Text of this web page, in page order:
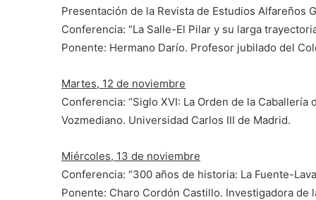
Presentación de la Revista de Estudios Alfareños
Conferencia: “La Salle-El Pilar y su larga
Ponente: Hermano Darío. Profesor jubilado del
Martes, 12 de noviembre
Conferencia: “Siglo XVI: La Orden de la
Vozmediano. Universidad Carlos III de Madrid.
Miércoles, 13 de noviembre
Conferencia: “300 años de historia: La Fuente-
Ponente: Charo Cordón Castillo. Investigadora de